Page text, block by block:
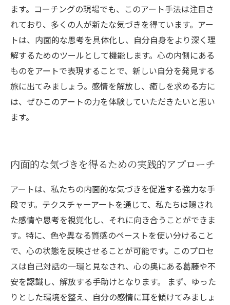
ます。コーチングの現場でも、このアート手法は注目さ
れており、多くの人が新たな気づきを得ています。アー
トは、内面的な思考を具体化し、自分自身をより深く理
解するためのツールとして機能します。心の内側にある
ものをアートで表現することで、新しい自分を発見する
旅に出てみましょう。感情を解放し、癒しを求める方に
は、ぜひこのアートの力を体験していただきたいと思い
ます。
内面的な気づきを得るための実践的アプローチ
アートは、私たちの内面的な気づきを促進する強力な手
段です。テクスチャーアートを通じて、私たちは隠され
た感情や思考を視覚化し、それに向き合うことができま
す。特に、色や異なる質感のペーストを使い分けること
で、心の状態を反映させることが可能です。このプロセ
スは自己対話の一環と見なされ、心の奥にある葛藤や不
安を認識し、解放する手助けとなります。 まず、ゆった
りとした環境を整え、自分の感情に耳を傾けてみましょ